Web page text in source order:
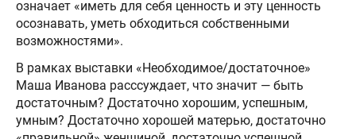
означает «иметь для себя ценность и эту ценность
осознавать, уметь обходиться собственными
возможностями».
В рамках выставки «Необходимое/достаточное»
Маша Иванова расссуждает, что значит — быть
достаточным? Достаточно хорошим, успешным,
умным? Достаточно хорошей матерью, достаточно